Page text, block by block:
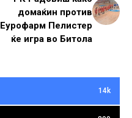
домаќин против
Еурофарм Пелистер
ќе игра во Битола
14k